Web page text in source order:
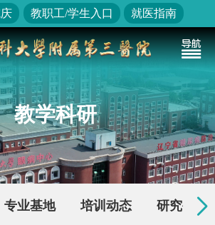
教职工/学生入口 就医指南
教学科研
专业基地 培训动态 研究生教